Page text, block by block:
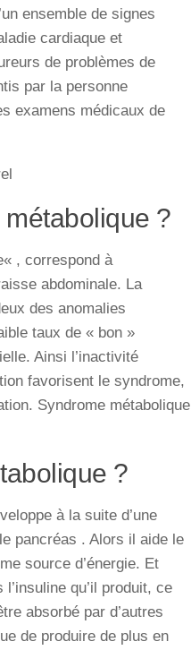
ensemble de signes
cardiaque et
de problèmes de
par la personne
examens médicaux de
métabolique ?
« , correspond à
abdominale. La
des anomalies
taux de « bon »
Ainsi l’inactivité
favorisent le syndrome,
. Syndrome métabolique
?
à la suite d’une
le pancréas . Alors il aide le
source d’énergie. Et
l’insuline qu’il produit, ce
absorbé par d’autres
de produire de plus en